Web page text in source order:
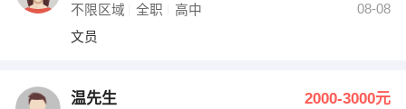
不限区域 全职 高中
08-08
文员
温先生 2000-3000元